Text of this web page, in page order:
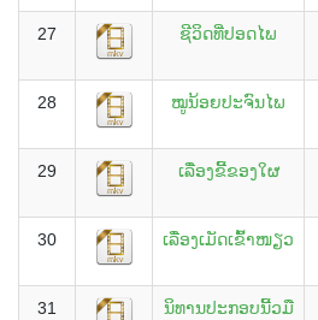
27 ຊີວິດທີ່ປອດໄພ
28 ໝູນ້ອຍປະຈົນໄພ
29 ເລື່ອງຂີ້ຂອງໃຜ
30 ເລື່ອງເມັດເຂົ້າໜຽວ
31 ນິທານປະກອບນີ້ວມື